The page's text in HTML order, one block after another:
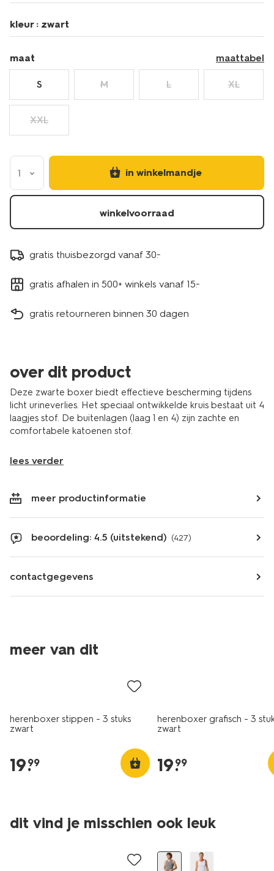
voor-
licht-
urineverlies-
19160330BLACK.html
kleur : zwart
maat maattabel
S M L XL
XXL
1 in winkelmandje
winkelvoorraad
gratis thuisbezorgd vanaf 30.-
gratis afhalen in 500+ winkels vanaf 15.-
gratis retourneren binnen 30 dagen
over dit product
Deze zwarte boxer biedt effectieve bescherming tijdens
licht urineverlies. Het speciaal ontwikkelde kruis bestaat uit 4
laagjes stof. De buitenlagen (laag 1 en 4) zijn zachte en
comfortabele katoenen stof.
lees verder
meer productinformatie
beoordeling: 4.5 (uitstekend) (427)
contactgegevens
meer van dit
3 stuks
herenboxer stippen - 3 stuks
zwart
19.
99
herenboxer grafisch - 3
zwart
19.
99
dit vind je misschien ook leuk
2+1 gratis
2+1 gratis